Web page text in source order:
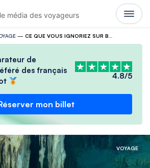
média des voyageurs
—
de
des français
4.8/5
mon billet
VOYAGE